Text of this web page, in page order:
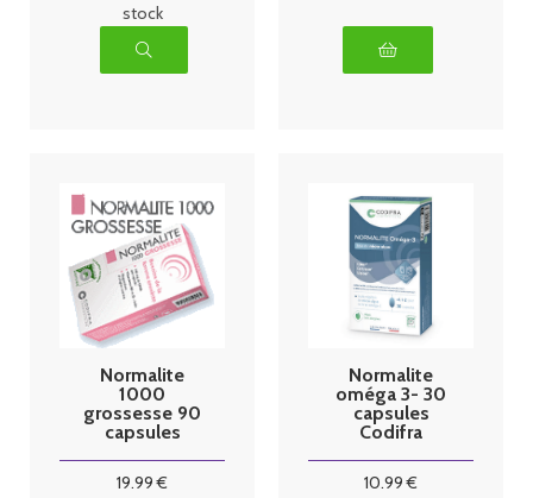
stock
Normalite
1000
grossesse 90
capsules
19.99 €
Normalite
oméga 3- 30
capsules
Codifra
10.99 €